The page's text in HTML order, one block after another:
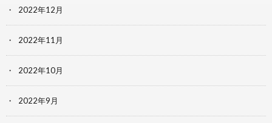
2022年12月
2022年11月
2022年10月
2022年9月